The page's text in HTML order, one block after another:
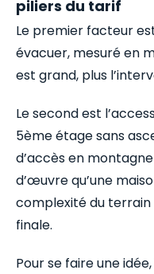
piliers du tarif
Le premier facteur
évacuer, mesuré en
est grand, plus
Le second est
5ème étage sans
d’accès en
d’œuvre qu’une
complexité du
finale.
Pour se faire une